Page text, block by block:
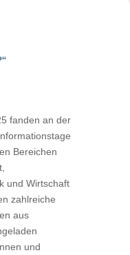
fanden an der
Bereichen
und Wirtschaft
zahlreiche
aus
und